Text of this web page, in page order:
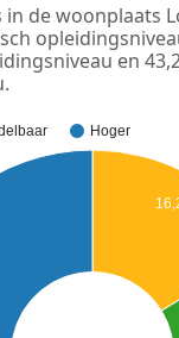
in de woonplaats
en
Hoger